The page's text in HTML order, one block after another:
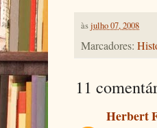
àsjulho 07, 2008
Marcadores:
11
Herbert